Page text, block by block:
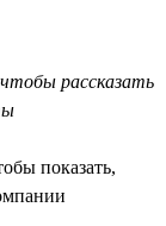
рассказать
показать,